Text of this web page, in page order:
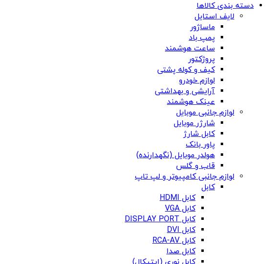
دسته بندی کالاها
لایف استایل
ماساژور
پمپ باد
ساعت هوشمند
پروژکتور
کیف و کوله پشتی
لوازم خودرو
آرایشی و بهداشتی
عینک هوشمند
لوازم جانبی موبایل
شارژر موبایل
کابل شارژ
پاور بانک
هولدر موبایل (نگهدارنده)
قاب و گلس
لوازم جانبی کامپیوتر و لپ تاپ
کابل
کابل HDMI
کابل VGA
کابل DISPLAY PORT
کابل DVI
کابل RCA-AV
کابل صدا